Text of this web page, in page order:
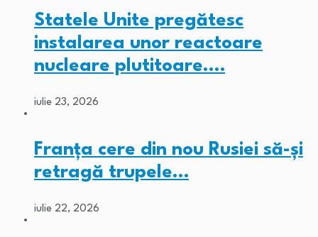
Statele Unite pregătesc
instalarea unor reactoare
nucleare plutitoare.…
iulie 23, 2026
Franța cere din nou Rusiei să-și
retragă trupele…
iulie 22, 2026